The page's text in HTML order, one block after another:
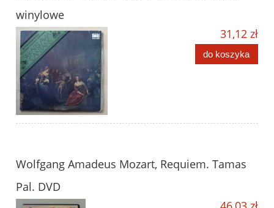
winylowe
31,12 zł
do koszyka
Wolfgang Amadeus Mozart, Requiem. Tamas
Pal. DVD